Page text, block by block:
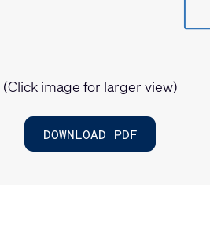
(Click image for larger view)
DOWNLOAD PDF